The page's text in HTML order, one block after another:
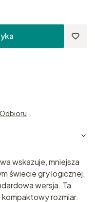
wskazuje, mniejsza
świecie gry logicznej.
wersja. Ta
rozmiar.